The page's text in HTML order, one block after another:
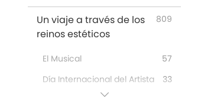
Un viaje a través de los
reinos estéticos
809
El Musical
57
Día Internacional del Artista
33
A Special Gathering with